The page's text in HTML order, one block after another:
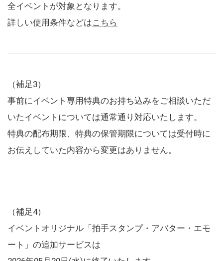
全イベントが対象となります。
詳しい使用条件などはこちら
（補足3）
事前にイベント専用特典のお持ち込みをご相談いただ
いたイベントについては通常通り対応いたします。
特典の配布期限、特典の保管期限については受付時に
お伝えしていた内容から変更はありません。
（補足4）
イベントオリジナル「拍手スタンプ・アバター・エモ
ート」の追加サービスは